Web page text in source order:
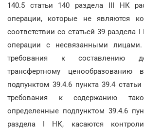
140.5 статьи 140 раздела III НК
операции, которые не являются
соответствии со статьей 39 раздела
операции с несвязанными
требования к составлению
трансфертному ценообразованию
подпунктом 39.4.6 пункта 39.4
требования к содержанию
определенные подпунктом 39.4.6
раздела I НК, касаются